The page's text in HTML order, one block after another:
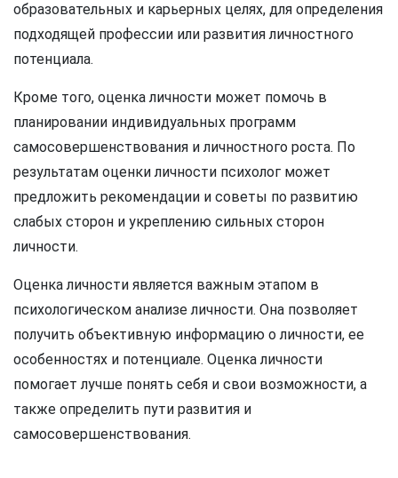
образовательных и карьерных целях, для определения
подходящей профессии или развития личностного
потенциала.
Кроме того, оценка личности может помочь в
планировании индивидуальных программ
самосовершенствования и личностного роста. По
результатам оценки личности психолог может
предложить рекомендации и советы по развитию
слабых сторон и укреплению сильных сторон
личности.
Оценка личности является важным этапом в
психологическом анализе личности. Она позволяет
получить объективную информацию о личности, ее
особенностях и потенциале. Оценка личности
помогает лучше понять себя и свои возможности, а
также определить пути развития и
самосовершенствования.